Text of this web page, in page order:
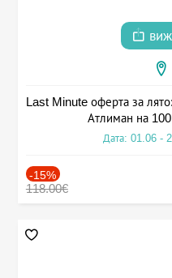
Last Minute оферта за
Атлиман на
Дата: 01.06 -
-15%
118.00€